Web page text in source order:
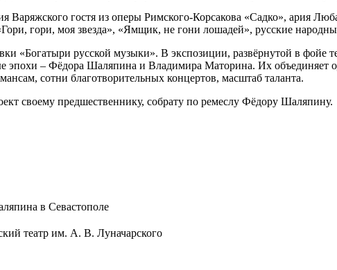
Варяжского гостя из оперы Римского-Корсакова «Садко», ария
гори, моя звезда», «Ямщик, не гони лошадей», русские
«Богатыри русской музыки». В экспозиции, развёрнутой в
эпохи – Фёдора Шаляпина и Владимира Маторина. Их объединяет
сотни благотворительных концертов, масштаб таланта.
своему предшественнику, собрату по ремеслу Фёдору Шаляпину.
в Севастополе
театр им. А. В. Луначарского